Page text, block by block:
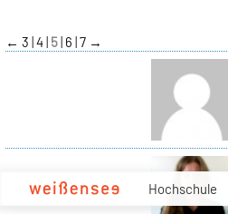
Hochschule
← 3 4 5 6 7 →